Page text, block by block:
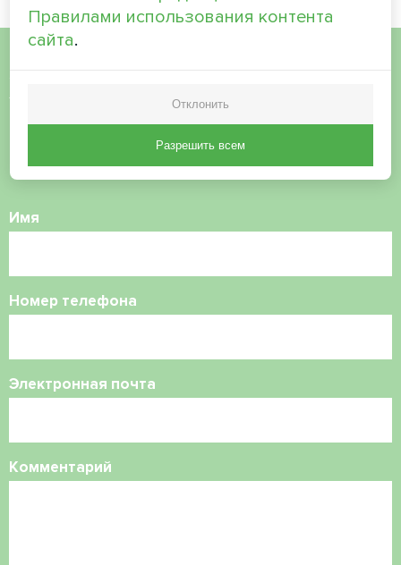
Хотите купить или у вас
есть вопросы?
Свяжитесь с нами, и мы поможем вам
Имя
Номер телефона
Электронная почта
Комментарий
Правилами использования контента
сайта.
Отклонить
Разрешить всем